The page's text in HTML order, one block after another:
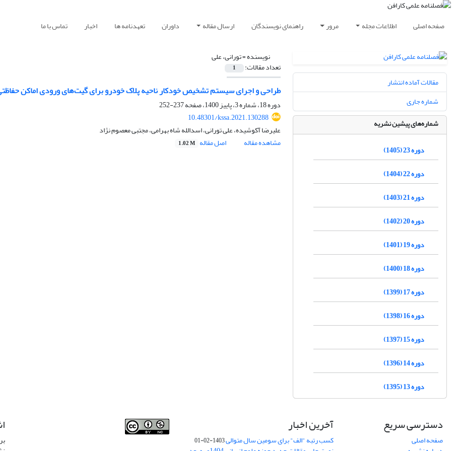
صفحه اصلی اطلاعات مجله مرور راهنمای نویسندگان ارسال مقاله داوران تعهدنامه ها اخبار تماس با ما
نویسنده =تورانی، علی
تعداد مقالات: 1
طراحی و اجرای سیستم تشخیص خودکار ناحیه پلاک خودرو برای گیت‌های ورودی اماکن
دوره 18، شماره 3، پاییز 1400، صفحه
237-252
10.48301/kssa.2021.130288
علیرضا آکوشیده، علی تورانی، اسدالله شاه بهرامی، مجتبی معصوم نژاد
مشاهده مقاله
اصل مقاله 1.02 M
مقالات آماده انتشار
شماره جاری
شماره‌های پیشین نشریه
دوره 23 (1405)
دوره 22 (1404)
دوره 21 (1403)
دوره 20 (1402)
دوره 19 (1401)
دوره 18 (1400)
دوره 17 (1399)
دوره 16 (1398)
دوره 15 (1397)
دوره 14 (1396)
دوره 13 (1395)
دسترسی سریع
صفحه اصلی
آخرین اخبار
کسب رتبه "الف" برای سومین سال متوالی1403-02-01